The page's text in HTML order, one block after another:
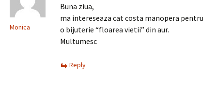
Monica
Buna ziua,
ma intereseaza cat costa manopera pentru
o bijuterie “floarea vietii” din aur.
Multumesc
Reply